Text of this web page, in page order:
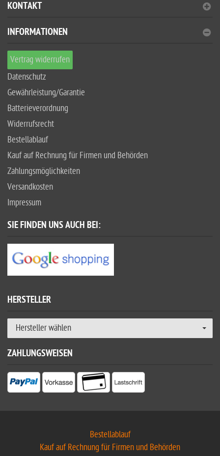
KONTAKT
INFORMATIONEN
Vertrag widerrufen
Datenschutz
Gewährleistung/Garantie
Batterieverordnung
Widerrufsrecht
Bestellablauf
Kauf auf Rechnung für Firmen und Behörden
Zahlungsmöglichkeiten
Versandkosten
Impressum
SIE FINDEN UNS AUCH BEI:
HERSTELLER
Hersteller wählen
ZAHLUNGSWEISEN
Bestellablauf
Kauf auf Rechnung für Firmen und Behörden